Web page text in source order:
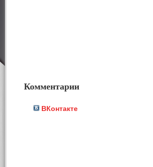
Комментарии
ВКонтакте